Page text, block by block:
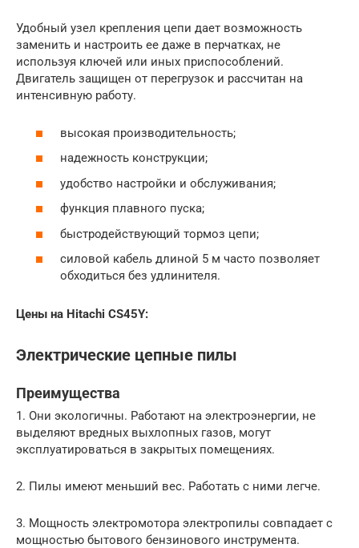
Удобный узел крепления цепи дает возможность
заменить и настроить ее даже в перчатках, не
используя ключей или иных приспособлений.
Двигатель защищен от перегрузок и рассчитан на
интенсивную работу.
высокая производительность;
надежность конструкции;
удобство настройки и обслуживания;
функция плавного пуска;
быстродействующий тормоз цепи;
силовой кабель длиной 5 м часто позволяет
обходиться без удлинителя.
Цены на Hitachi CS45Y:
Электрические цепные пилы
Преимущества
1. Они экологичны. Работают на электроэнергии, не
выделяют вредных выхлопных газов, могут
эксплуатироваться в закрытых помещениях.
2. Пилы имеют меньший вес. Работать с ними легче.
3. Мощность электромотора электропилы совпадает с
мощностью бытового бензинового инструмента.